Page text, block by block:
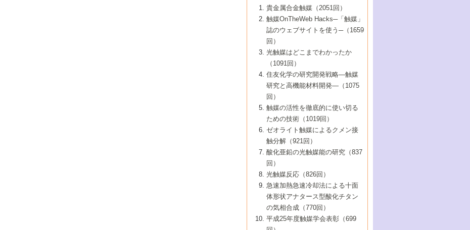
8号 高機能化ポリオレフィンに向けた重合
触媒の最近の進展
7号 持続可能社会実現のための触媒および
触媒関連技術
5号 若手会員による触媒研究の未来展望1：
企業編
6号 第102回触媒討論会
7号 触媒・化学反応における計算化学の進
8号 若手研究者による触媒研究の未来展望
2：大学・研究所編
5号 こんな物質，あんな物質―新たな触媒
の可能性―
7号 『結晶の化学』を活かした触媒研究
8号 イオン液体の応用
5号 水素製造・貯蔵のための触媒技術の新
しい展開
6号 第98回触媒討論会
7号 基礎化学品製造の触媒技術
8号 多機能型リアクター
4号 水分解用光触媒材料
5号 時間分解分光の進歩と応用
6号 第96回触媒討論会
8号 超臨界流体を用いた化学プロセスの新
2号 第93回触媒討論会
3号 特殊エネルギー場の触媒反応
4号 生体内における金属の触媒作用
5号 ファインケミカルズの展開に寄与する
6号 第94回触媒討論会
7号 サブナノレベルでみた新しい表面現象
8号 オレフィン重合触媒の新たな展
1号 なぜこの触媒が良いのか？
2号 第91回触媒討論会
3号 最近の自動車排ガス処理技術
4号 触媒研究の現状と将来─第90回触媒討論
5号 基礎化学品製造の触媒技術
6号 第92回触媒討論会
7号 基礎化学品製造の触媒技術
8号 資源の循環と触媒技術
▼44巻（2002年）
1号 高次制御された触媒の化学
2号 第89回触媒討論会
3号 触媒を利用した電気化学の新展開
4号 ナノ材料の調製と機能化
5号 こんな触媒が欲しい
6号 第90回触媒討論会
7号 触媒研究と学術雑誌/情報
8号 若い世代からみた触媒化学の現状と未
▼43巻（2001年）
1号 グリーンケミストリーと触媒
2号 第87回触媒討論会特集号
3号 生体触媒とバイオプロセス
4号 水素製造・利用の触媒化学
5号 触媒研究における新しい切り口：コン
ビナトリアルケミストリー
6号 第88回触媒討論会特集号
7号 企業における触媒研究のブレークスル
8号 この材料を触媒として使ってみません
▼42巻（2000年）
1号 触媒反応工学の明日を拓く
2号 第85回触媒討論会
3号 反応ダイナミクス
5号 触媒のおもしろさをどのように伝える
6号 第86回触媒討論会
7号 水素化精製触媒の新しい展開
8号 新しい反応性と機能性を目指した金属
クラスタ-化学
▼41巻（1999年）
1号 孔、穴、あな?-特異な空間とその利用-
2号 第83回触媒討論会
3号 均一系触媒反応最前線
4号 実用炭素材料の新展開
5号 研究の方法論を考える
7号 機能性金属材料と触媒
8号 触媒研究へのNMRの応用と展望
▼40巻（1998年）
進展と21世紀への提言/創立40周年記念・触
媒学会この10年の歩みとこれから/創立40周
2号 第81回触媒討論会
3号 計算機触媒化学へのさそい
4号 触媒劣化の制御と予測
5号 最新の実用プロセスと触媒
6号 第82回触媒討論会
7号 ナノ構造体の化学
8号 あの反応は今
1号 均一系と不均一系触媒反応-その特徴と
接点
2号 第79回触媒討論会
3号 最新NO除去触媒の実用化研究
4号 新しい反応場を目指した触媒調製
5号 反応・分離技術の新しい展開
6号 第80回触媒討論会
8号 AFMでみる世界
▼38巻（1996年）
1号 触媒の構造と触媒作用/C1化学を中心と
する21世紀への触媒
3号 オリンピックメダル:金・銀・銅はどん
な触媒作用を示すか
4号 触媒作用における機能の複合化
5号 未来を拓け！若手研究者
6号 第78回触媒討論会
7号 ダイナミックな領域への触媒研究の展
開/C1化学を中心とする21世紀への触媒
▼37巻（1995年）
1号 ファインケミカルズと固体触媒
2号 第75回触媒討論会
3号 希土類を利用した触媒
4号 触媒とリサイクル
5号 エネルギー変換触媒
6号 第76回触媒討論会
7号 表面吸着相の新しい展開
8号 マイクロポーラス・クリスタル触媒の
▼36巻（1994年）
1号 電気化学と触媒
2号 第73回触媒討論会
3号 C4化学の展開
4号 《通常号》
5号 《通常号》
6号 第74回触媒討論会
▼35巻（1993年）
1号 工業触媒開発マニュアル―探索から工
業化まで
2号 第71回触媒討論会
3号 研究開発のうらおもて―着想と展開
4号 触媒劣化と寿命の予測
5号 環境に優しい触媒
▼34巻（1992年）
1号 インパクトを与えたこの研究
2号 第69回触媒討論会
3号 ケミカルズ合成触媒―新しい展開と応
▼33巻（1991年）
1号 触媒プロセス開発マニュアル―探索か
ら工業化まで，知っておきたいこと PartII
2号 第67回触媒討論会
▼32巻（1990年）
1号 21世紀に向けて触媒研究の飛躍をめざ
す―触媒化学の裾野を広げよう
2号 第65回触媒討論会
▼31巻（1989年）
1号 情報科学と反応設計・材料設計
▼30巻（1988年）
貴金属合金触媒（2051回）
触媒OnTheWeb Hacks─「触媒」
誌のウェブサイトを使う─（1659
回）
光触媒はどこまでわかったか
（1091回）
住友化学の研究開発戦略―触媒
研究と高機能材料開発―（1075
回）
触媒の活性を徹底的に使い切る
ための技術（1019回）
ゼオライト触媒によるクメン接
触分解（921回）
酸化亜鉛の光触媒能の研究（837
回）
光触媒反応（826回）
急速加熱急速冷却法による十面
体形状アナタース型酸化チタン
の気相合成（770回）
平成25年度触媒学会表彰（699